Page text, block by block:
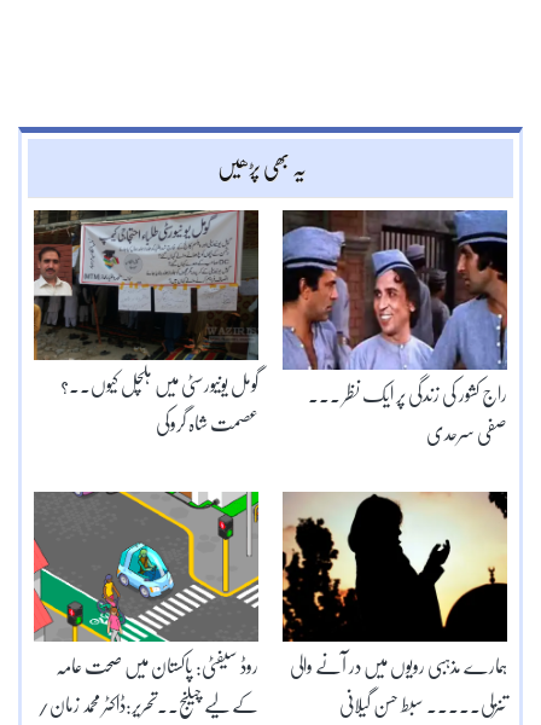
یہ بھی پڑھیں
گومل یونیورسٹی میں ہلچل کیوں۔۔؟
عصمت شاہ گروکی
راج کشور کی زندگی پر ایک نظر ۔۔۔
صفی سرحدی
روڈ سیفٹی: پاکستان میں صحت عامہ
کے لیے چیلنج۔۔تحریر:ڈاکٹر محمد زمان/
ہمارے مذہبی رویوں میں در آنے والی
تنزلی۔۔۔۔۔ سبط حسن گیلانی